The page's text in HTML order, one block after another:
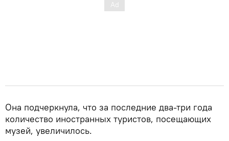
Она подчеркнула, что за последние два-три года
количество иностранных туристов, посещающих
музей, увеличилось.